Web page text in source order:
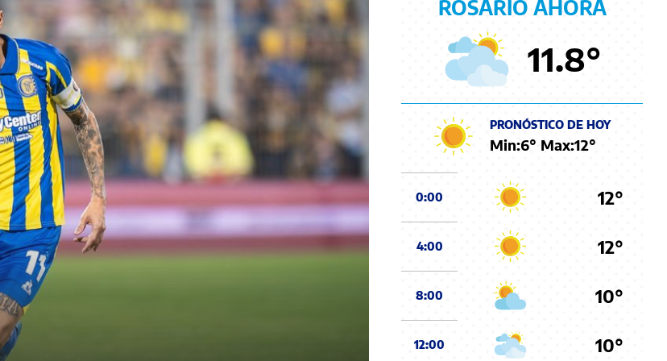
ROSARIO AHORA
11.8°
PRONÓSTICO DE HOY
Min:6° Max:12°
0:00 12°
4:00 12°
8:00 10°
12:00 10°